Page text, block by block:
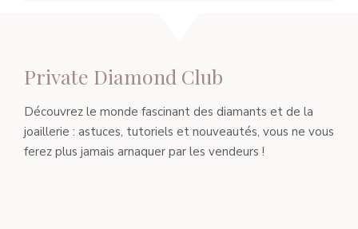
Private Diamond Club
Découvrez le monde fascinant des diamants et de la
joaillerie : astuces, tutoriels et nouveautés, vous ne vous
ferez plus jamais arnaquer par les vendeurs !